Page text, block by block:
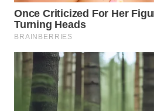
TANI
WAHANA
ADVOKAT
WAHANA
INFRASTRUKTUR